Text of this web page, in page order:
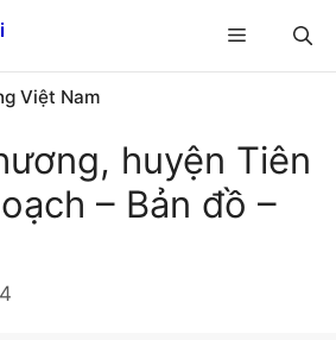
Menu
Việt Nam
huyện Tiên
– Bản đồ –